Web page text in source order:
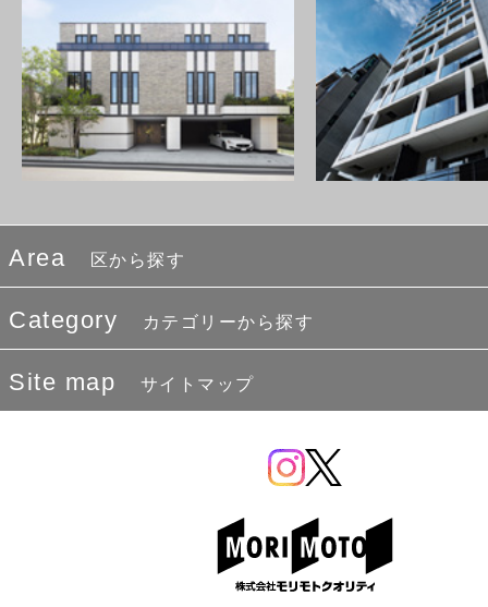
Area 区から探す
Category カテゴリーから探す
Site map サイトマップ